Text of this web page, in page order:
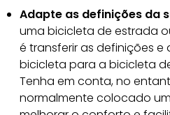
Adapte as definições da
uma bicicleta de estrada
é transferir as definições
bicicleta para a bicicleta
Tenha em conta, no
normalmente colocado